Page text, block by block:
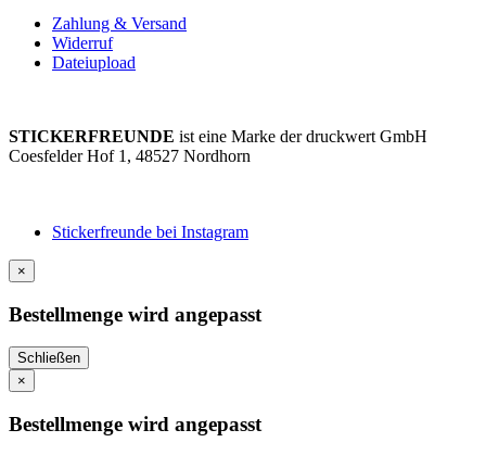
Zahlung & Versand
Widerruf
Dateiupload
STICKERFREUNDE ist eine Marke der druckwert GmbH
Coesfelder Hof 1, 48527 Nordhorn
Stickerfreunde bei Instagram
×
Bestellmenge wird angepasst
Schließen
×
Bestellmenge wird angepasst